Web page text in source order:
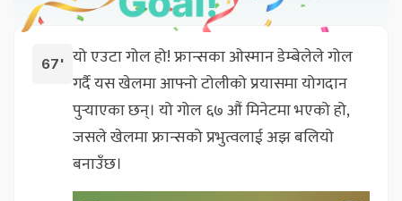
67' यो एउटा गोल हो! फ्रान्सका ओस्मान डेम्बेलेले गोल
गर्दै यस खेलमा आफ्नो टोलीको प्रयासमा योगदान
पुर्‍याएका छन्। यो गोल ६७ औं मिनेटमा भएको हो,
जसले खेलमा फ्रान्सको प्रभुत्वलाई अझ बलियो
बनाउँछ।